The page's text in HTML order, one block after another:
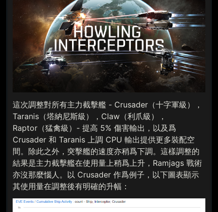
這次調整對所有主力截擊艦 - Crusader（十字軍級），
Taranis（塔納尼斯級），Claw（利爪級），
Raptor（猛禽級）- 提高 5% 傷害輸出，以及爲
Crusader 和 Taranis 上調 CPU 輸出提供更多裝配空
間。除此之外，突擊艦的速度亦稍爲下調。這樣調整的
結果是主力截擊艦在使用量上稍爲上升，Ramjags 戰術
亦沒那麼惱人。以 Crusader 作爲例子，以下圖表顯示
其使用量在調整後有明確的升幅：